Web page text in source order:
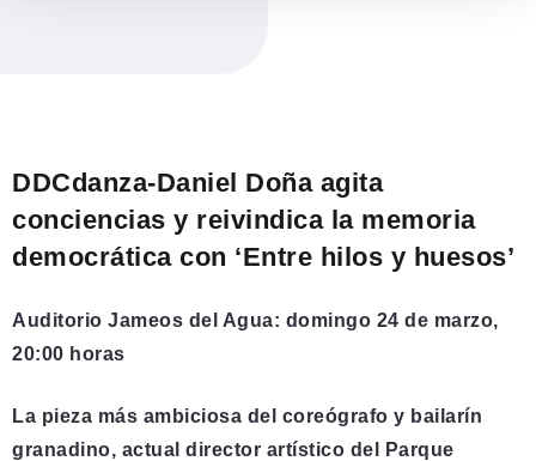
DDCdanza-Daniel Doña agita
conciencias y reivindica la memoria
democrática con ‘Entre hilos y huesos’
Auditorio Jameos del Agua: domingo 24 de marzo,
20:00 horas
La pieza más ambiciosa del coreógrafo y bailarín
granadino, actual director artístico del Parque